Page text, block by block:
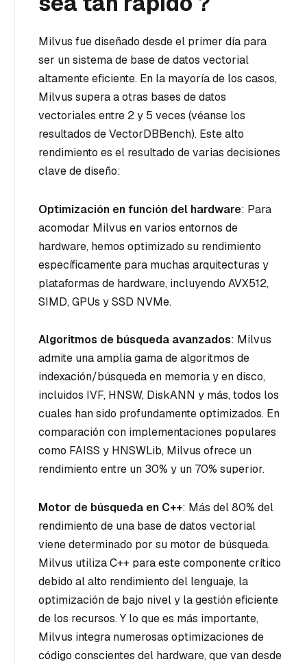
Milvus fue diseñado desde el primer día para
ser un sistema de base de datos vectorial
altamente eficiente. En la mayoría de los casos,
Milvus supera a otras bases de datos
vectoriales entre 2 y 5 veces (véanse los
resultados de VectorDBBench). Este alto
rendimiento es el resultado de varias decisiones
clave de diseño:
Optimización en función del hardware: Para
acomodar Milvus en varios entornos de
hardware, hemos optimizado su rendimiento
específicamente para muchas arquitecturas y
plataformas de hardware, incluyendo AVX512,
SIMD, GPUs y SSD NVMe.
Algoritmos de búsqueda avanzados: Milvus
admite una amplia gama de algoritmos de
indexación/búsqueda en memoria y en disco,
incluidos IVF, HNSW, DiskANN y más, todos los
cuales han sido profundamente optimizados. En
comparación con implementaciones populares
como FAISS y HNSWLib, Milvus ofrece un
rendimiento entre un 30% y un 70% superior.
Motor de búsqueda en C++: Más del 80% del
rendimiento de una base de datos vectorial
viene determinado por su motor de búsqueda.
Milvus utiliza C++ para este componente crítico
debido al alto rendimiento del lenguaje, la
optimización de bajo nivel y la gestión eficiente
de los recursos. Y lo que es más importante,
Milvus integra numerosas optimizaciones de
código conscientes del hardware, que van desde